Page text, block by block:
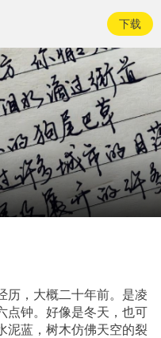
下载
历，大概二十年前。是凌
点钟。好像是冬天，也可
泥蓝，树木仿佛天空的裂